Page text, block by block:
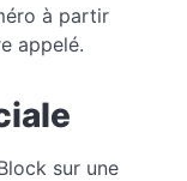
à partir
appelé.
sur une